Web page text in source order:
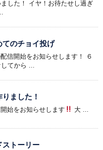
した！ イヤ！お待たせし過ぎ
のチョイ投げ
信開始をお知らせします！ ６
てから ...
ました！
始をお知らせします 大 ...
ストーリー